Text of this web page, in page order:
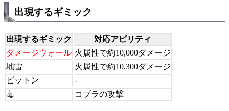
出現するギミック
出現するギミック
対応アビリティ
ダメージウォール 火属性で約10,000ダメージ
地雷
火属性で約10,300ダメージ
ビットン
-
毒
コブラの攻撃